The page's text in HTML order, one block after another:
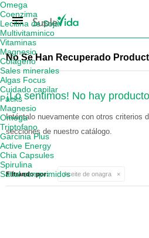
menu
No Se Han Recuperado
¡Lo sentimos! No hay
Inténtalo nuevamente con otros criterios
secciones de nuestro catálogo.
Filtrando por: Aceite de onagra
Omega
Coenzima
Lecitina de Soja
Multivitaminico
Vitaminas
Magnesio
Colágeno
Sales minerales
Algas Focus
Cuidado capilar
Packs
Magnesio
Omega
Triptofano
Garcinia Plus
Active Energy
Chia Capsules
Spirulina
Satial comprimidos